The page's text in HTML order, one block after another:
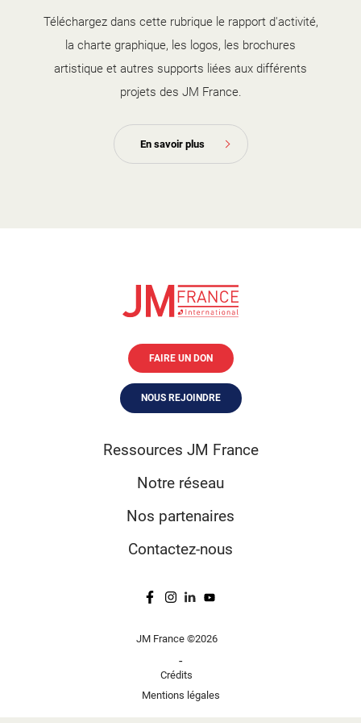
Téléchargez dans cette rubrique le rapport d'activité,
la charte graphique, les logos, les brochures
artistique et autres supports liées aux différents
projets des JM France.
En savoir plus
FAIRE UN DON
NOUS REJOINDRE
Ressources JM France
Notre réseau
Nos partenaires
Contactez-nous
JM France ©2026
-
Crédits
Mentions légales